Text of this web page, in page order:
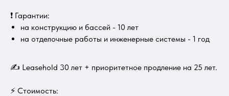
❗️ Гарантии:
на конструкцию и бассей - 10 лет
на отделочные работы и инженерные системы - 1 год
✍ Leasehold 30 лет + приоритетное продление на 25 лет.
⚡ Стоимость: